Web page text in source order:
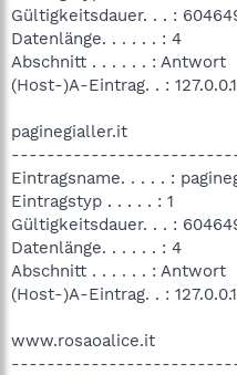
Gültigkeitsdauer. . . :
Datenlänge. . . . . . : 4
Abschnitt . . . . . . : Antwort
(Host-)A-Eintrag. . : 127.0.0.1
paginegialler.it
Eintragsname. . . . . :
Eintragstyp . . . . . : 1
Gültigkeitsdauer. . . :
Datenlänge. . . . . . : 4
Abschnitt . . . . . . : Antwort
(Host-)A-Eintrag. . : 127.0.0.1
www.rosaoalice.it